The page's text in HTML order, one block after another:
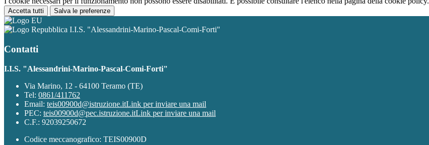
Accetta tutti Salva le preferenze
I.I.S. "Alessandrini-Marino-Pascal-Comi-Forti"
Contatti
I.I.S. "Alessandrini-Marino-Pascal-Comi-Forti"
Via Marino, 12 - 64100 Teramo (TE)
Tel: 0861/411762
Email: teis00900d@istruzione.itLink per inviare una mail
PEC: teis00900d@pec.istruzione.itLink per inviare una mail
C.F.: 92039250672
Codice meccanografico: TEIS00900D